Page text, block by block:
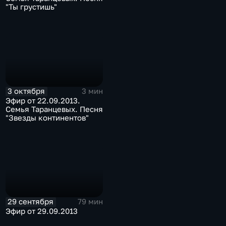
"Ты грустишь"
3 октября
3 мин
Эфир от 22.09.2013.
Семья Таранцевых. Песня
"Звезды континентов"
29 сентября
79 мин
Эфир от 29.09.2013